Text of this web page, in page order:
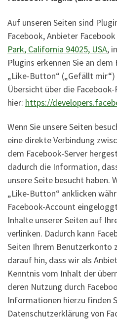
Auf unseren Seiten sind
Facebook, Anbieter
Park, California 94025, USA,
Plugins erkennen Sie an
„Like-Button“ („Gefällt
Übersicht über die
hier: https://
Wenn Sie unsere Seiten
eine direkte Verbindung
dem Facebook-Server
dadurch die Information,
unsere Seite besucht haben.
„Like-Button“ anklicken
Facebook-Account
Inhalte unserer Seiten auf
verlinken. Dadurch kann
Seiten Ihrem Benutzerkonto
darauf hin, dass wir als
Kenntnis vom Inhalt der
deren Nutzung durch
Informationen hierzu finden
Datenschutzerklärung von